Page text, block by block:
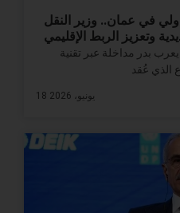
في عمان.. وزير النقل
وتعزيز الربط الإقليمي
بدر مداخلة عبر تقنية
الذي عُقد
18 يونيو، 2026